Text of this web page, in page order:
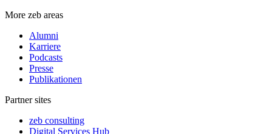
More zeb areas
Alumni
Karriere
Podcasts
Presse
Publikationen
Partner sites
zeb consulting
Digital Services Hub